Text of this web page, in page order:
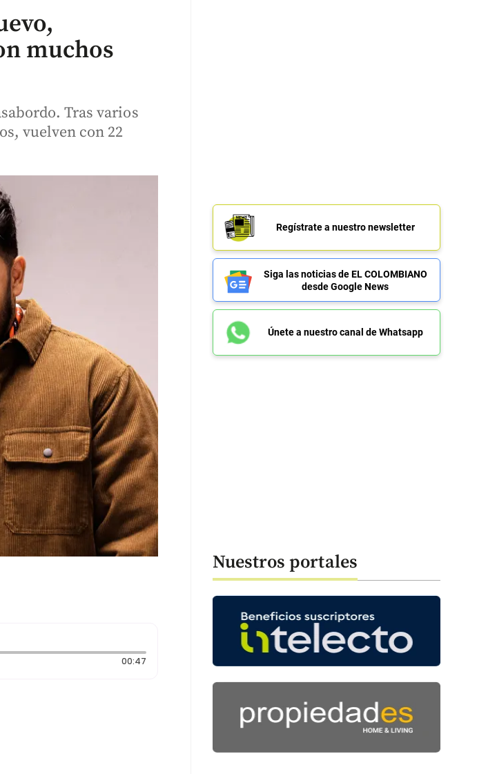
muchos
Tras varios
vuelven con 22
00:47Duración: 47 segundos
Regístrate a nuestro newsletter
Siga las noticias de EL COLOMBIANO
desde Google News
Únete a nuestro canal de Whatsapp
Nuestros portales